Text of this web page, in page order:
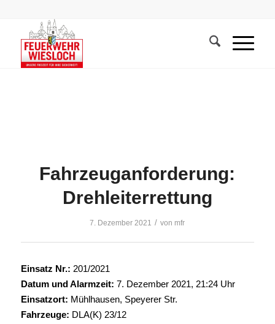
Fahrzeuganforderung:
Drehleiterrettung
7. Dezember 2021 / von mfr
Einsatz Nr.: 201/2021
Datum und Alarmzeit: 7. Dezember 2021, 21:24 Uhr
Einsatzort: Mühlhausen, Speyerer Str.
Fahrzeuge: DLA(K) 23/12